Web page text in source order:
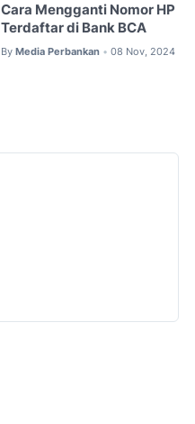
Cara Mengganti Nomor HP
Terdaftar di Bank BCA
By Media Perbankan • 08 Nov, 2024